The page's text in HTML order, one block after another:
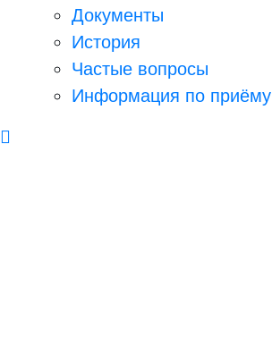
Документы
История
Частые вопросы
Информация по приёму